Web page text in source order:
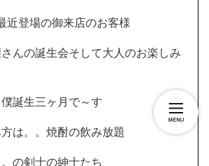
登場の御来店のお客様
んの誕生会そして大人のお楽しみ
誕生三ヶ月で～す
は。。焼酎の飲み放題
の剣士の紳士たち